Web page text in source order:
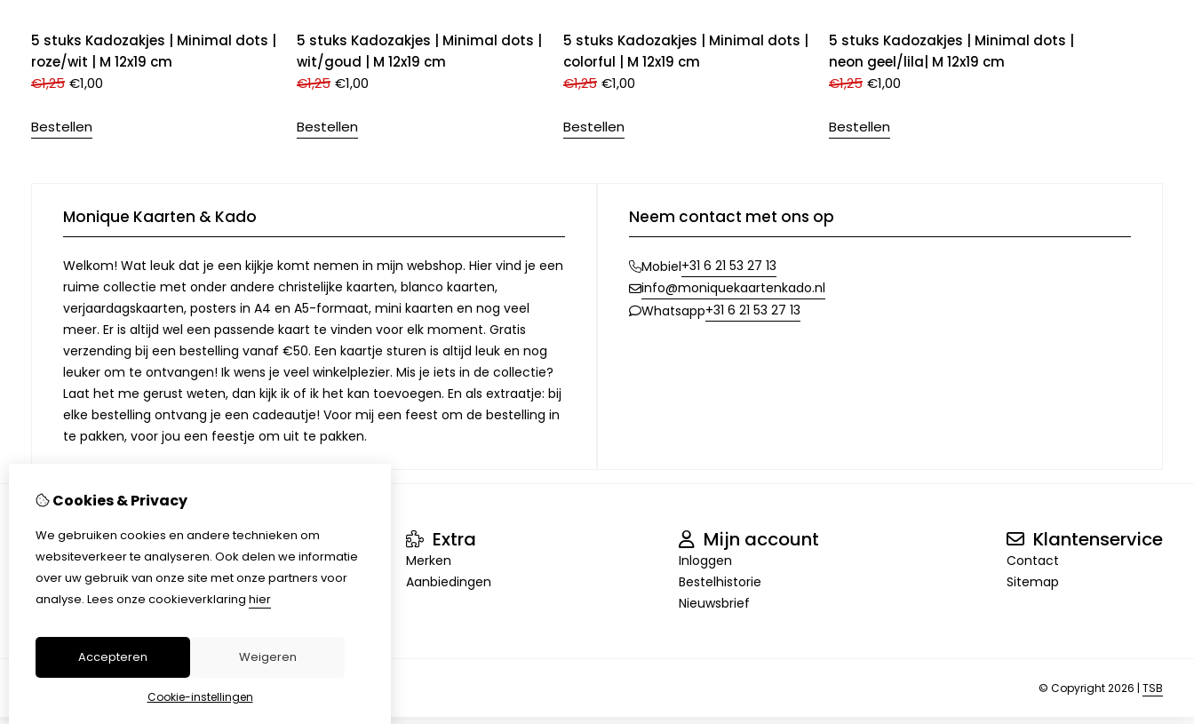
5 stuks Kadozakjes | Minimal dots |
roze/wit | M 12x19 cm
€1,25 €1,00
Bestellen
5 stuks Kadozakjes | Minimal dots |
wit/goud | M 12x19 cm
€1,25 €1,00
Bestellen
5 stuks Kadozakjes | Minimal dots |
colorful | M 12x19 cm
€1,25 €1,00
Bestellen
5 stuks Kadozakjes | Minimal dots |
neon geel/lila| M 12x19 cm
€1,25 €1,00
Bestellen
Monique Kaarten & Kado
Welkom! Wat leuk dat je een kijkje komt nemen in mijn webshop. Hier vind je een
ruime collectie met onder andere christelijke kaarten, blanco kaarten,
verjaardagskaarten, posters in A4 en A5-formaat, mini kaarten en nog veel
meer. Er is altijd wel een passende kaart te vinden voor elk moment. Gratis
verzending bij een bestelling vanaf €50. Een kaartje sturen is altijd leuk en nog
leuker om te ontvangen! Ik wens je veel winkelplezier. Mis je iets in de collectie?
Laat het me gerust weten, dan kijk ik of ik het kan toevoegen. En als extraatje: bij
elke bestelling ontvang je een cadeautje! Voor mij een feest om de bestelling in
te pakken, voor jou een feestje om uit te pakken.
Neem contact met ons op
Mobiel+31 6 21 53 27 13
info@moniquekaartenkado.nl
Whatsapp+31 6 21 53 27 13
Informatie
Over Monique Kaarten & Kado
Verzending
Algemene voorwaarden
Extra
Merken
Aanbiedingen
Mijn account
Inloggen
Bestelhistorie
Nieuwsbrief
Klantenservice
Contact
Sitemap
© Copyright 2026 | TSB
Cookies & Privacy
We gebruiken cookies en andere technieken om
websiteverkeer te analyseren. Ook delen we informatie
over uw gebruik van onze site met onze partners voor
analyse. Lees onze cookieverklaring hier
Accepteren Weigeren
Cookie-instellingen